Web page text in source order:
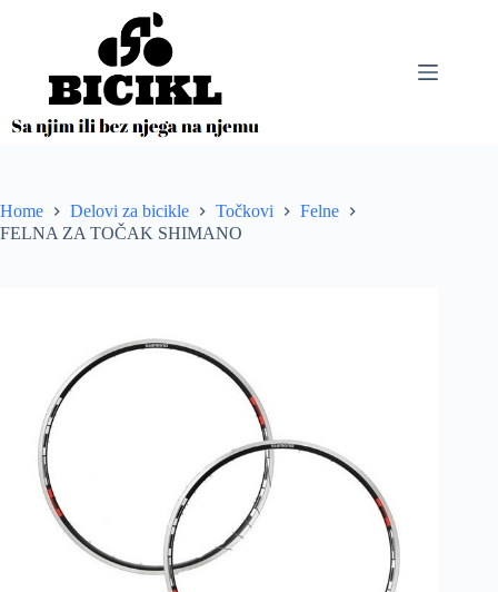
Home Delovi za bicikle Točkovi
Felne
FELNA ZA TOČAK SHIMANO